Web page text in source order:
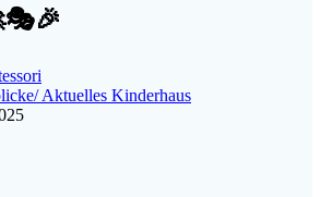
Aktuelles Kinderhaus